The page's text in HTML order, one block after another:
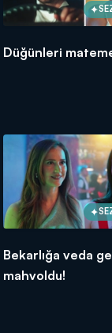
Düğünleri
Bekarlığa veda
mahvoldu!